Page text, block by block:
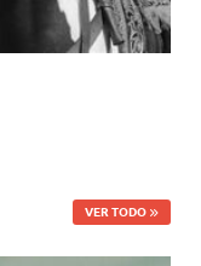
VER TODO